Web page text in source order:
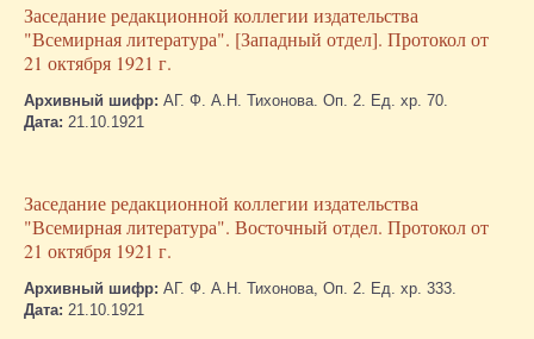
Заседание редакционной коллегии издательства
"Всемирная литература". [Западный отдел]. Протокол от
21 октября 1921 г.
Архивный шифр: АГ. Ф. А.Н. Тихонова. Оп. 2. Ед. хр. 70.
Дата: 21.10.1921
Заседание редакционной коллегии издательства
"Всемирная литература". Восточный отдел. Протокол от
21 октября 1921 г.
Архивный шифр: АГ. Ф. А.Н. Тихонова, Оп. 2. Ед. хр. 333.
Дата: 21.10.1921